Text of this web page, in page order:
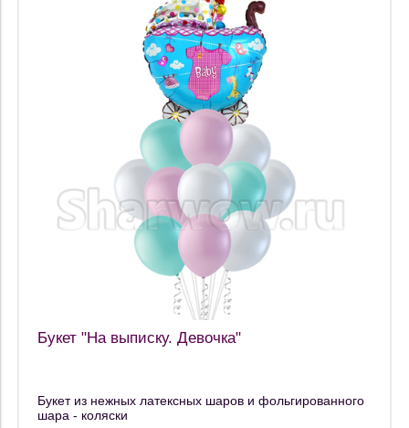
Букет "На выписку. Девочка"
Букет из нежных латексных шаров и фольгированного
шара - коляски